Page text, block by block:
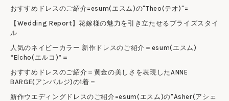
おすすめドレスのご紹介=esum(エスム)の"Theo(テオ)"=
【Wedding Report】花嫁様の魅力を引き立たせるブライズスタイ
ル
人気のネイビーカラー 新作ドレスのご紹介＝esum(エスム)
“Elcho(エルコ)”＝
おすすめドレスのご紹介＝黄金の美しさを表現したANNE
BARGE(アンバルジ)の1着＝
新作ウエディングドレスのご紹介=esum(エスム)の"Asher(アシェ